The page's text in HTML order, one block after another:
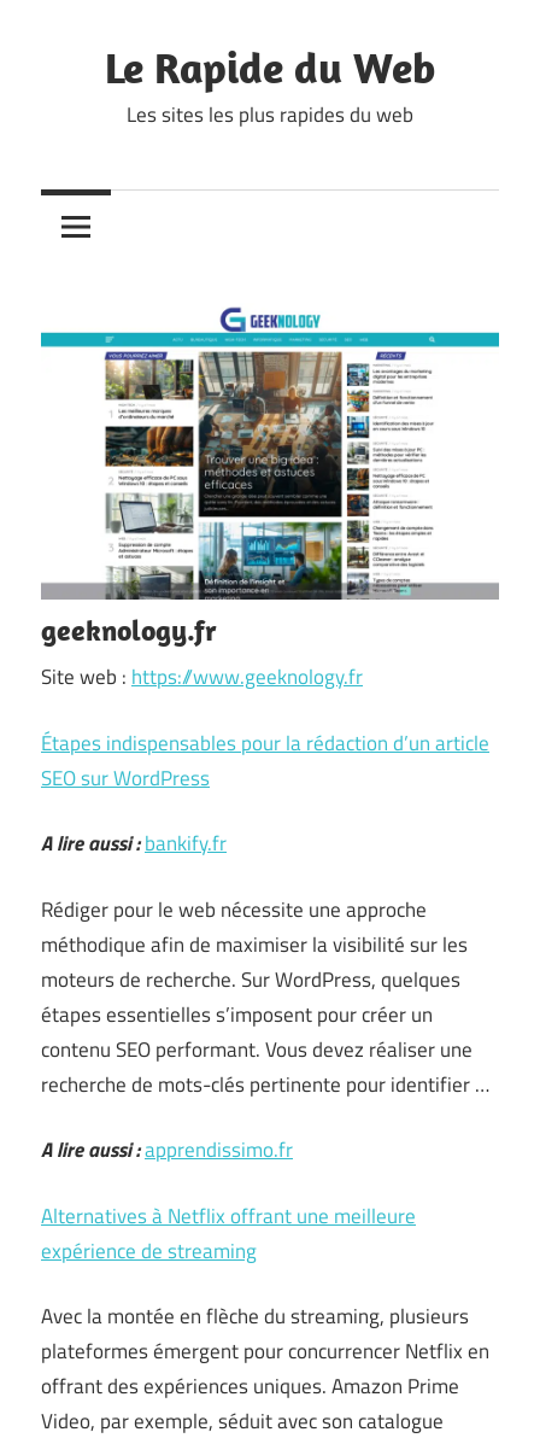
Le Rapide du Web
Les sites les plus rapides du web
geeknology.fr
Site web : https://www.geeknology.fr
Étapes indispensables pour la rédaction d’un article
SEO sur WordPress
A lire aussi :bankify.fr
Rédiger pour le web nécessite une approche
méthodique afin de maximiser la visibilité sur les
moteurs de recherche. Sur WordPress, quelques
étapes essentielles s’imposent pour créer un
contenu SEO performant. Vous devez réaliser une
recherche de mots-clés pertinente pour identifier …
A lire aussi :apprendissimo.fr
Alternatives à Netflix offrant une meilleure
expérience de streaming
Avec la montée en flèche du streaming, plusieurs
plateformes émergent pour concurrencer Netflix en
offrant des expériences uniques. Amazon Prime
Video, par exemple, séduit avec son catalogue